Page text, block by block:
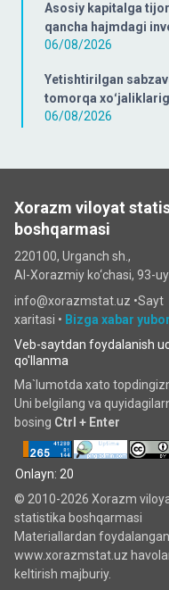
Asosiy kapitalga
qancha hajmdagi
06/08/2026
Yetishtirilgan
tomorqa
06/08/2026
Xorazm viloyat
boshqarmasi
220100, Urganch sh.,
Al-Xorazmiy ko‘chаsi, 93-uy
info@xorazmstat.uz •Sayt
xaritasi • Bizga xabar
Veb-saytdan foydalanish
qo'llanma
Ma`lumotda xato
Uni belgilang va
bosing Ctrl + Enter
Onlayn: 20
© 2010-2026 Xorazm
statistika boshqarmasi
Materiallardan
www.xorazmstat.uz
keltirish majburiy.